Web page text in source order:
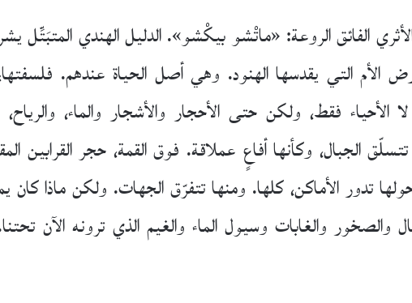
الفائق الروعة: «ماتْشو بيكْشو». الدليل الهندي المتبَتِّل
الأم التي يقدسها الهنود. وهي أصل الحياة عندهم.
الأحياء فقط، ولكن حتى الأحجار والأشجار والماء،
الجبال، وكأنها أفاعٍ عملاقة. فوق القمة، حجر القرابين
تدور الأماكن، كلها. ومنها تتفرّق الجهات. ولكن ماذا
والصخور والغابات وسيول الماء والغيم الذي ترونه الآن